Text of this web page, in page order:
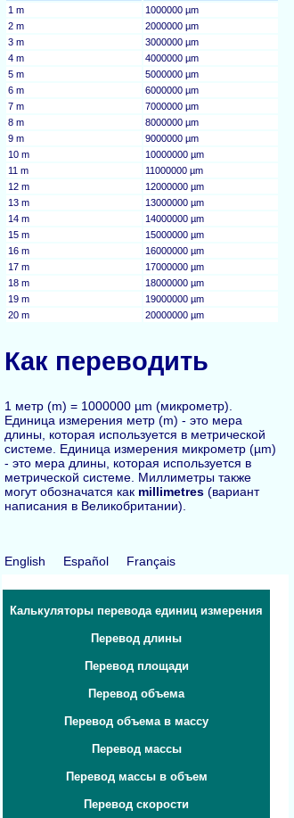
1 m
1000000 µm
2 m
2000000 µm
3 m
3000000 µm
4 m
4000000 µm
5 m
5000000 µm
6 m
6000000 µm
7 m
7000000 µm
8 m
8000000 µm
9 m
9000000 µm
10 m
10000000 µm
11 m
11000000 µm
12 m
12000000 µm
13 m
13000000 µm
14 m
14000000 µm
15 m
15000000 µm
16 m
16000000 µm
17 m
17000000 µm
18 m
18000000 µm
19 m
19000000 µm
20 m
20000000 µm
Как переводить
1 метр (m) = 1000000 µm (микрометр).
Единица измерения метр (m) - это мера
длины, которая используется в метрической
системе. Единица измерения микрометр (µm)
- это мера длины, которая используется в
метрической системе. Миллиметры также
могут обозначатся как millimetres (вариант
написания в Великобритании).
English Español Français
Калькуляторы перевода единиц измерения
Перевод длины
Перевод площади
Перевод объема
Перевод объема в массу
Перевод массы
Перевод массы в объем
Перевод скорости